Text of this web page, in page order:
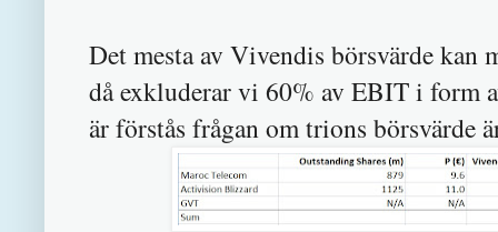
Det mesta av Vivendis börsvärde kan
då exkluderar vi 60% av EBIT i form
är förstås frågan om trions börsvärde